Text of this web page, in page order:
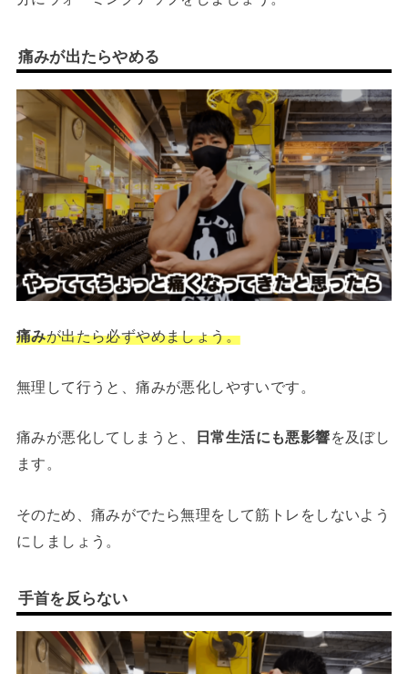
痛みが出たらやめる
痛みが出たら必ずやめましょう。
無理して行うと、痛みが悪化しやすいです。
痛みが悪化してしまうと、 日常生活にも悪影響を及ぼし
ます。
そのため、痛みがでたら無理をして筋トレをしないよう
にしましょう。
手首を反らない